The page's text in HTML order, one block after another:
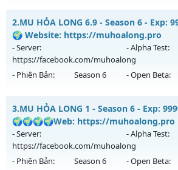
MU HỎA LONG 6.9 - 🌍 Website:
Mu mới ra tháng 08 2026 - Mở máy chủ
https://facebook.com/muhoalongvào
02/08/2626
Exp: 9999x - Drop: 99%
Thể loại: Mu Nguyên bản Webzen
Antihack: XShield
2.MU HỎA LONG 6.9 - Season 6 - Exp:
🌍 Website: https://muhoalong.pro
- Server:
https://facebook.com/muhoalong
- Alpha Test:
- Phiên Bản: Season 6 - Open Beta:
MU HỎA LONG 6.9 - 🌍 Website:
Mu mới ra tháng 07 2026 - Mở máy chủ
https://facebook.com/muhoalongvào
30/07/2626
Exp: 9999x - Drop: 99%
3.MU HỎA LONG 1 - Season 6 - Exp:
🌍🌍🌍🌍Web: https://muhoalong.pro
- Server:
https://facebook.com/muhoalong
- Alpha Test:
- Phiên Bản: Season 6 - Open Beta: